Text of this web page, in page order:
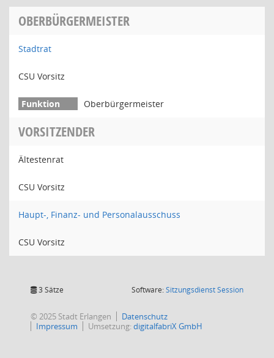
OBERBÜRGERMEISTER
Stadtrat
CSU Vorsitz
Oberbürgermeister
VORSITZENDER
Ältestenrat
CSU Vorsitz
Haupt-, Finanz- und Personalausschuss
CSU Vorsitz
3 Sätze Software:SitzungsdienstSession(Wird in
© 2025 Stadt Erlangen
Datenschutz
Impressum
Umsetzung:digitalfabriX GmbH